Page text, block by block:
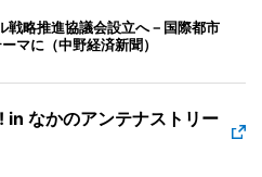
戦略推進協議会設立へ－国際都市
マに（中野経済新聞）
なかのアンテナストリー